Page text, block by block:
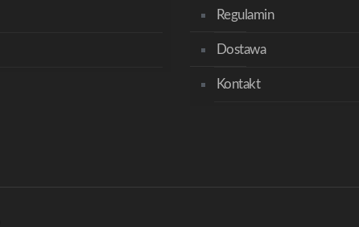
Regulamin
Dostawa
Kontakt